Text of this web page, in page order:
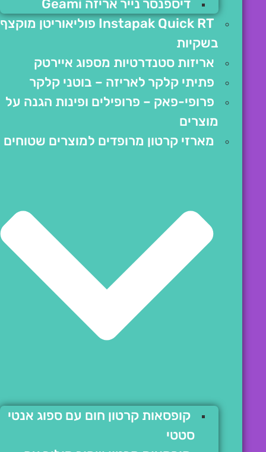
דיספנסר נייר אריזה Geami
Instapak Quick RT פוליאוריטן מוקצף
בשקיות
אריזות סטנדרטיות מספוג איירטק
פתיתי קלקר לאריזה – בוטני קלקר
פרופי-פאק – פרופילים ופינות הגנה על
מוצרים
מארזי קרטון מרופדים למוצרים שטוחים
קופסאות קרטון חום עם ספוג אנטי
סטטי